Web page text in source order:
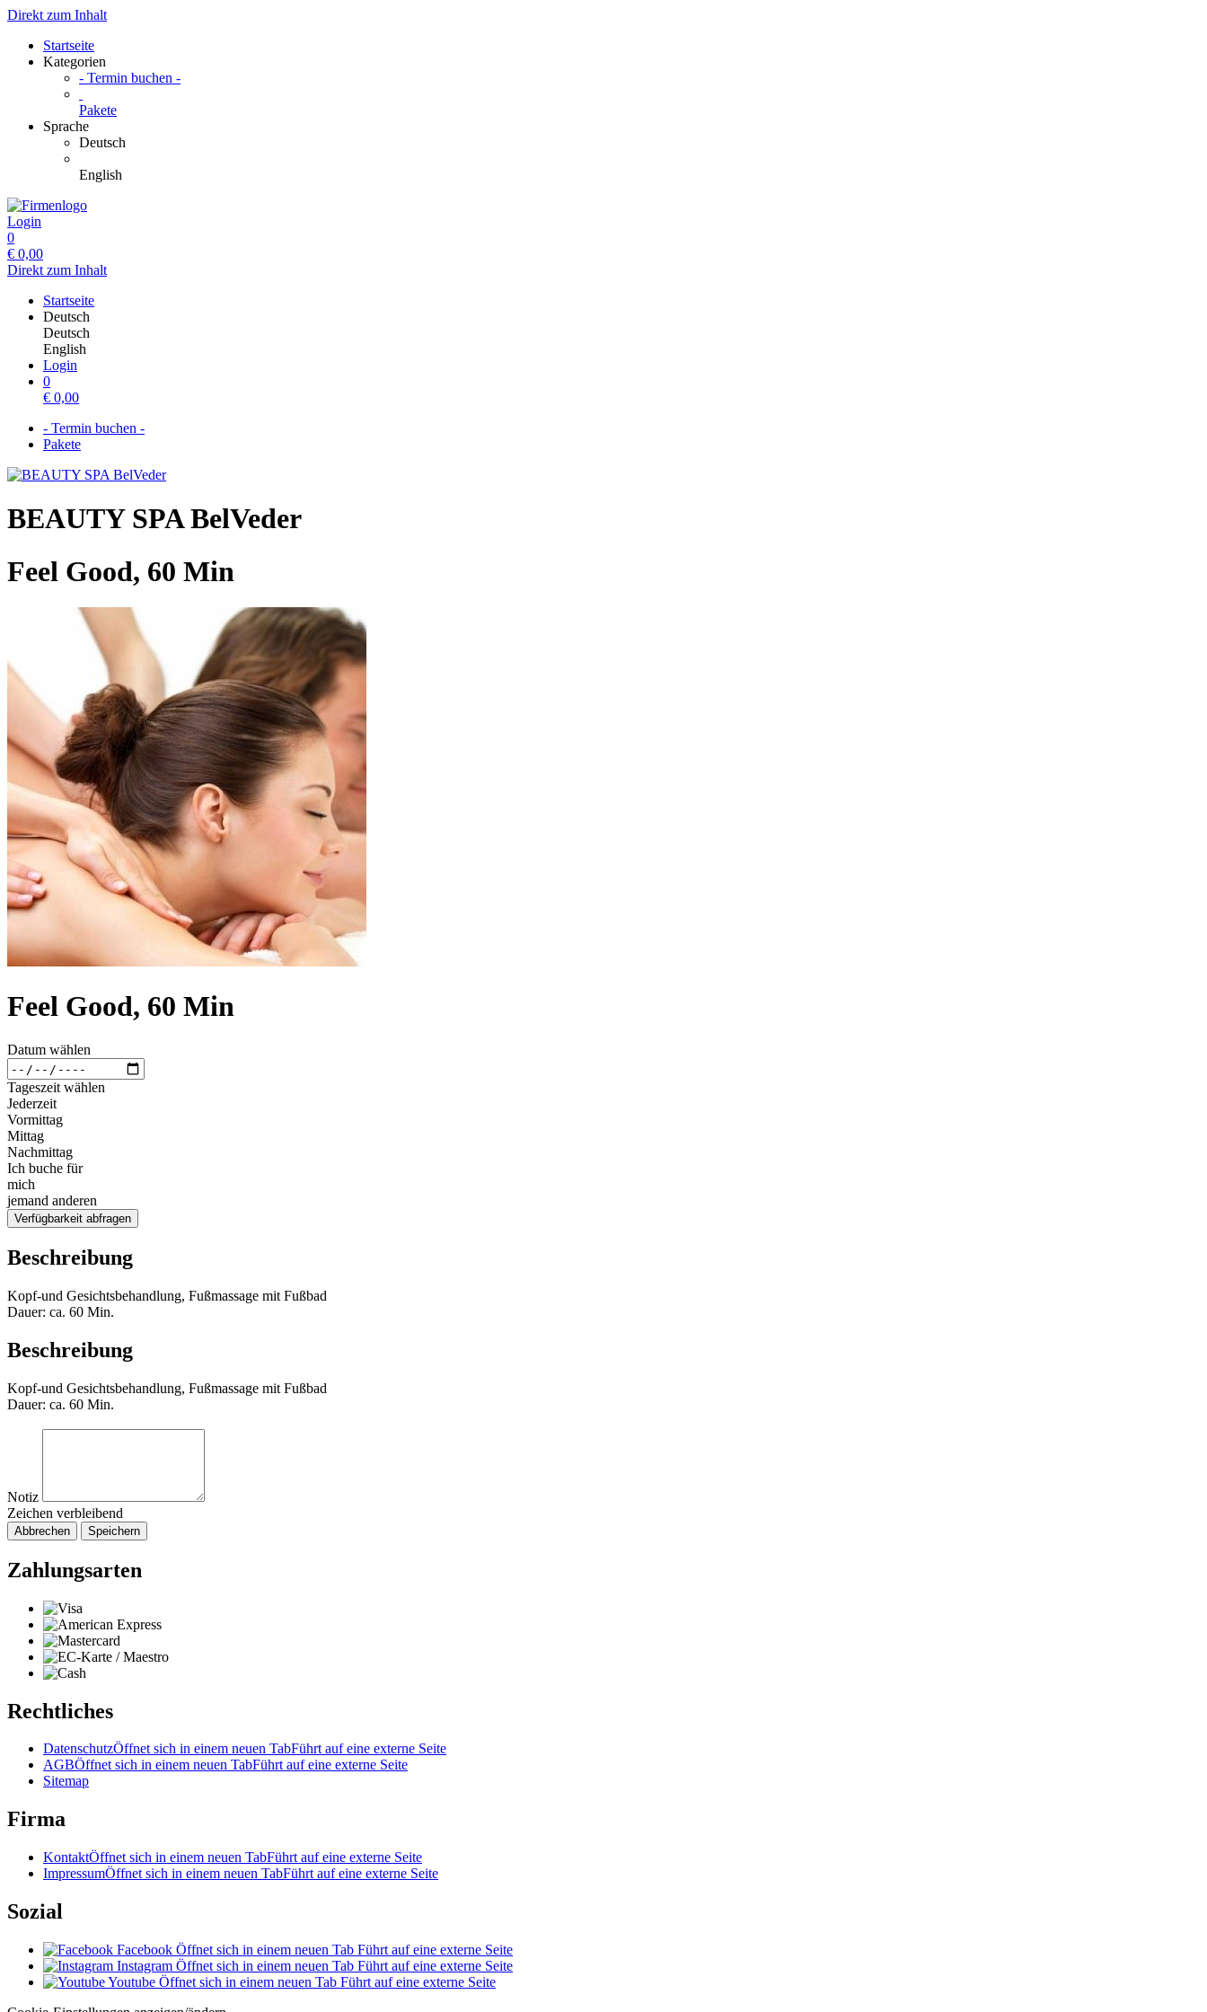
Direkt zum Inhalt
Startseite
Kategorien
- Termin buchen -
Pakete
Sprache
Deutsch
English
Login
0
€ 0,00
Direkt zum Inhalt
Startseite
Deutsch
Deutsch
English
Login
0
€ 0,00
- Termin buchen -
Pakete
BEAUTY SPA BelVeder
Feel Good, 60 Min
Feel Good, 60 Min
Datum wählen
Tageszeit wählen
Jederzeit
Vormittag
Mittag
Nachmittag
Ich buche für
mich
jemand anderen
Verfügbarkeit abfragen
Beschreibung
Kopf-und Gesichtsbehandlung, Fußmassage mit Fußbad
Dauer: ca. 60 Min.
Beschreibung
Kopf-und Gesichtsbehandlung, Fußmassage mit Fußbad
Dauer: ca. 60 Min.
Notiz
Zeichen verbleibend
Abbrechen Speichern
Zahlungsarten
Rechtliches
DatenschutzÖffnet sich in einem neuen TabFührt auf eine externe Seite
AGBÖffnet sich in einem neuen TabFührt auf eine externe Seite
Sitemap
Firma
KontaktÖffnet sich in einem neuen TabFührt auf eine externe Seite
ImpressumÖffnet sich in einem neuen TabFührt auf eine externe Seite
Sozial
Facebook Öffnet sich in einem neuen Tab Führt auf eine externe Seite
Instagram Öffnet sich in einem neuen Tab Führt auf eine externe Seite
Youtube Öffnet sich in einem neuen Tab Führt auf eine externe Seite